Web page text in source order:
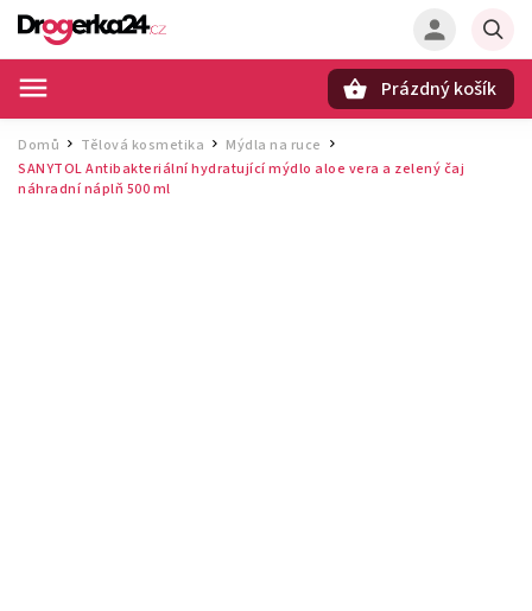
Prázdný košík
Domů / Tělová kosmetika / Mýdla na ruce
SANYTOL Antibakteriální hydratující mýdlo aloe vera a zelený čaj
náhradní náplň 500 ml